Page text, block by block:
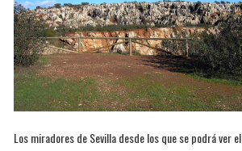
Los miradores de Sevilla desde los que se podrá ver el